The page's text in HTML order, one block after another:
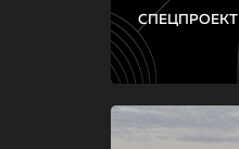
СПЕЦПРОЕКТ